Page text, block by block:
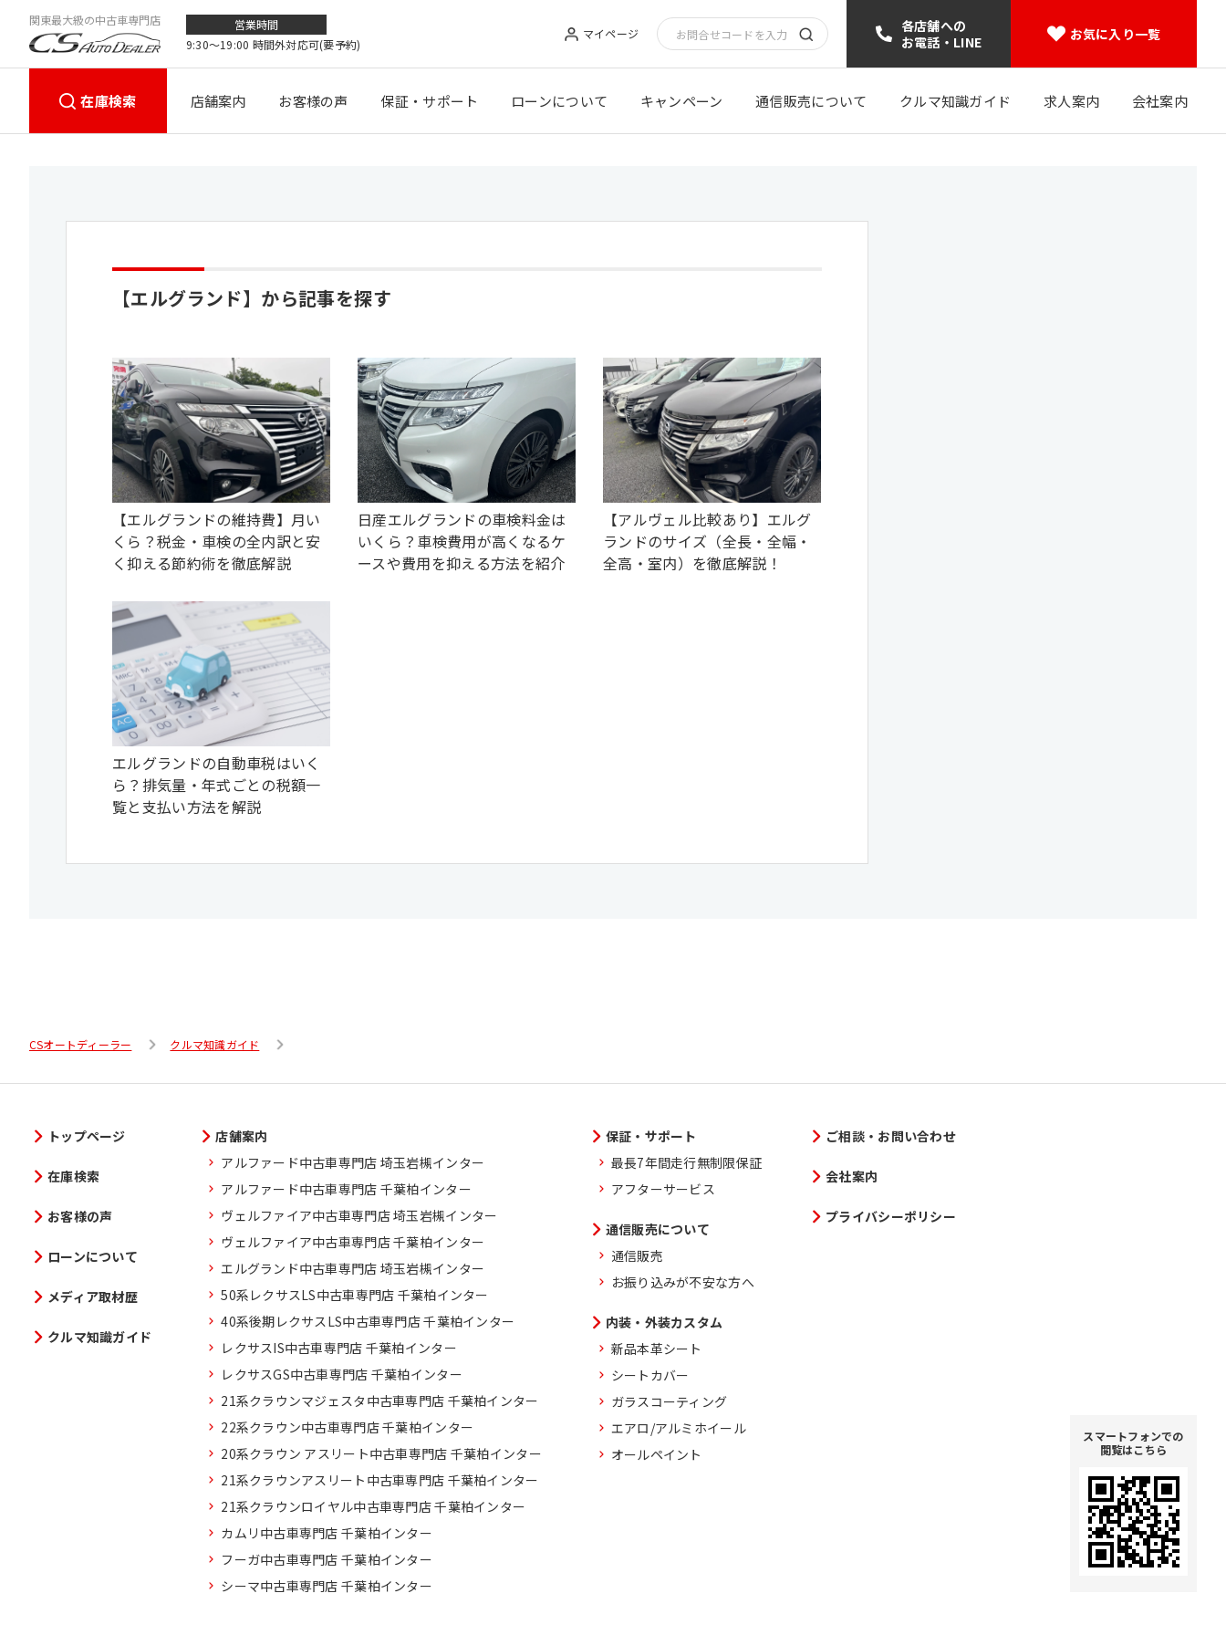
関東最大級の中古車専門店
営業時間
9:30〜19:00 時間外対応可(要予約)
マイページ
各店舗への
お電話・LINE
お気に入り一覧
在庫検索 店舗案内 お客様の声 保証・サポート ローンについて キャンペーン 通信販売について クルマ知識ガイド 求人案内 会社案内
【エルグランド】から記事を探す
【エルグランドの維持費】月い
くら？税金・車検の全内訳と安
く抑える節約術を徹底解説
日産エルグランドの車検料金は
いくら？車検費用が高くなるケ
ースや費用を抑える方法を紹介
【アルヴェル比較あり】エルグ
ランドのサイズ（全長・全幅・
全高・室内）を徹底解説！
エルグランドの自動車税はいく
ら？排気量・年式ごとの税額一
覧と支払い方法を解説
CSオートディーラー クルマ知識ガイド
トップページ
在庫検索
お客様の声
ローンについて
メディア取材歴
クルマ知識ガイド
店舗案内
アルファード中古車専門店 埼玉岩槻インター
アルファード中古車専門店 千葉柏インター
ヴェルファイア中古車専門店 埼玉岩槻インター
ヴェルファイア中古車専門店 千葉柏インター
エルグランド中古車専門店 埼玉岩槻インター
50系レクサスLS中古車専門店 千葉柏インター
40系後期レクサスLS中古車専門店 千葉柏インター
レクサスIS中古車専門店 千葉柏インター
レクサスGS中古車専門店 千葉柏インター
21系クラウンマジェスタ中古車専門店 千葉柏インター
22系クラウン中古車専門店 千葉柏インター
20系クラウン アスリート中古車専門店 千葉柏インター
21系クラウンアスリート中古車専門店 千葉柏インター
21系クラウンロイヤル中古車専門店 千葉柏インター
カムリ中古車専門店 千葉柏インター
フーガ中古車専門店 千葉柏インター
シーマ中古車専門店 千葉柏インター
保証・サポート
最長7年間走行無制限保証
アフターサービス
通信販売について
通信販売
お振り込みが不安な方へ
内装・外装カスタム
新品本革シート
シートカバー
ガラスコーティング
エアロ/アルミホイール
オールペイント
ご相談・お問い合わせ
会社案内
プライバシーポリシー
スマートフォンでの
閲覧はこちら